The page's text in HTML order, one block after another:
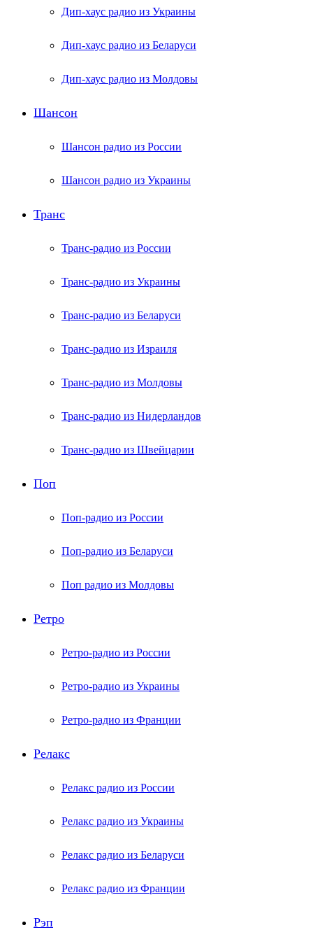
Дип-хаус радио из Украины
Дип-хаус радио из Беларуси
Дип-хаус радио из Молдовы
Шансон
Шансон радио из России
Шансон радио из Украины
Транс
Транс-радио из России
Транс-радио из Украины
Транс-радио из Беларуси
Транс-радио из Израиля
Транс-радио из Молдовы
Транс-радио из Нидерландов
Транс-радио из Швейцарии
Поп
Поп-радио из России
Поп-радио из Беларуси
Поп радио из Молдовы
Ретро
Ретро-радио из России
Ретро-радио из Украины
Ретро-радио из Франции
Релакс
Релакс радио из России
Релакс радио из Украины
Релакс радио из Беларуси
Релакс радио из Франции
Рэп